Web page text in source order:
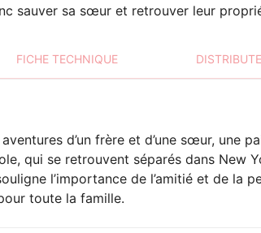
sauver sa sœur et retrouver leur
FICHE TECHNIQUE
d’un frère et d’une sœur, une
qui se retrouvent séparés dans New
l’importance de l’amitié et de la
toute la famille.